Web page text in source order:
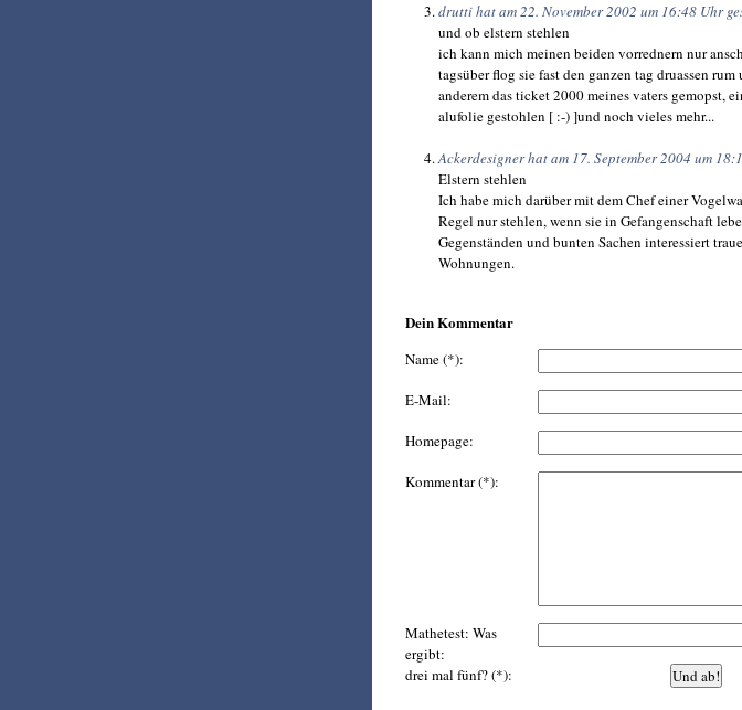
drutti hat am 22. November 2002 um 16:48 Uhr
und ob elstern stehlen
ich kann mich meinen beiden vorrednern nur
tagsüber flog sie fast den ganzen tag druassen
anderem das ticket 2000 meines vaters gemopst,
alufolie gestohlen [ :-) ]und noch vieles mehr...
Ackerdesigner hat am 17. September 2004 um
Elstern stehlen
Ich habe mich darüber mit dem Chef einer
Regel nur stehlen, wenn sie in Gefangenschaft
Gegenständen und bunten Sachen interessiert
Wohnungen.
Dein Kommentar
Name (*):
E-Mail:
Homepage:
Kommentar (*):
Mathetest: Was
ergibt:
drei mal fünf? (*):